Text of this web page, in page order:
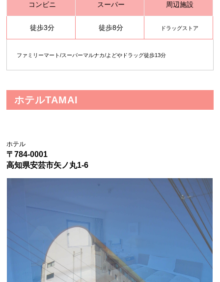
コンビニ スーパー 周辺施設
徒歩3分 徒歩8分 ドラッグストア
ファミリーマート/スーパーマルナカ/よどやドラッグ徒歩13分
ホテルTAMAI
ホテル
〒784-0001
高知県安芸市矢ノ丸1-6